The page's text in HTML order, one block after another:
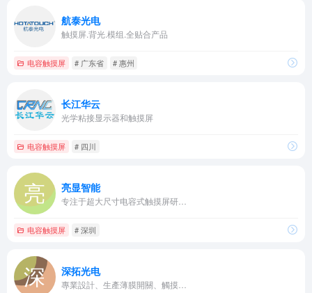
航泰光电
触摸屏.背光.模组.全贴合产品
电容触摸屏 # 广东省 # 惠州
长江华云
光学粘接显示器和触摸屏
电容触摸屏 # 四川
亮显智能
专注于超大尺寸电容式触摸屏研…
电容触摸屏 # 深圳
深拓光电
專業設計、生產薄膜開關、觸摸…